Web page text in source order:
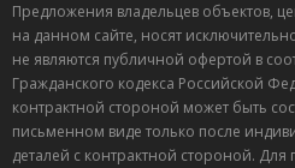
Предложения владельцев объектов,
на данном сайте, носят
не являются публичной офертой в
Гражданского кодекса Российской
контрактной стороной может быть
письменном виде только после
деталей с контрактной стороной.